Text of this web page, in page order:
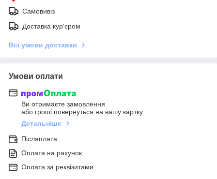
Самовивіз
Доставка кур'єром
Всі умови доставки
Умови оплати
Ви отримаєте замовлення
або гроші повернуться на вашу картку
Детальніше
Післяплата
Оплата на рахунок
Оплата за реквізитами